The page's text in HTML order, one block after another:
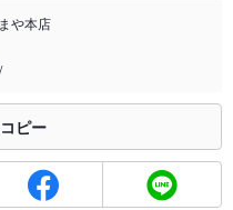
れています。正しい情報はお店へお問い
・お座敷席のご用意がございま
や本店
ピー